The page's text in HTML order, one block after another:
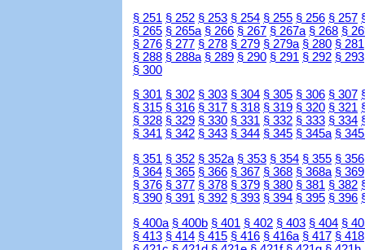
§ 251 § 252 § 253 § 254 § 255 § 256 § 257
§ 265 § 265a § 266 § 267 § 267a § 268 §
§ 276 § 277 § 278 § 279 § 279a § 280 § 281
§ 288 § 288a § 289 § 290 § 291 § 292 § 293
§ 300
§ 301 § 302 § 303 § 304 § 305 § 306 § 307
§ 315 § 316 § 317 § 318 § 319 § 320 § 321
§ 328 § 329 § 330 § 331 § 332 § 333 § 334
§ 341 § 342 § 343 § 344 § 345 § 345a §
§ 351 § 352 § 352a § 353 § 354 § 355 § 356
§ 364 § 365 § 366 § 367 § 368 § 368a § 369
§ 376 § 377 § 378 § 379 § 380 § 381 § 382
§ 390 § 391 § 392 § 393 § 394 § 395 § 396
§ 400a § 400b § 401 § 402 § 403 § 404 §
§ 413 § 414 § 415 § 416 § 416a § 417 § 418